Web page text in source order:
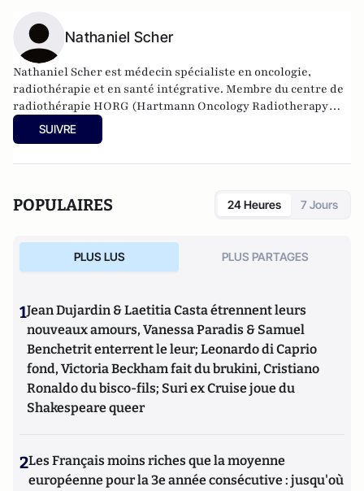
Nathaniel Scher
Nathaniel Scher est médecin spécialiste en oncologie,
radiothérapie et en santé intégrative. Membre du centre de
radiothérapie HORG (Hartmann Oncology Radiotherapy
Group). Il exerce à l'Institut de radiothérapie Hartmann et à
l'Institut Rafael, à Levallois Perret (92).
SUIVRE
POPULAIRES 24 Heures 7 Jours
PLUS LUS PLUS PARTAGES
1Jean Dujardin & Laetitia Casta étrennent leurs
nouveaux amours, Vanessa Paradis & Samuel
Benchetrit enterrent le leur; Leonardo di Caprio
fond, Victoria Beckham fait du brukini, Cristiano
Ronaldo du bisco-fils; Suri ex Cruise joue du
Shakespeare queer
2Les Français moins riches que la moyenne
européenne pour la 3e année consécutive : jusqu'où